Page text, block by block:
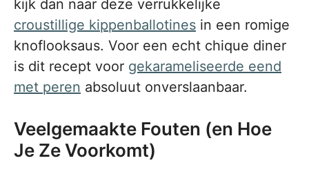
kijk dan naar deze verrukkelijke
croustillige kippenballotines in een romige
knoflooksaus. Voor een echt chique diner
is dit recept voor gekarameliseerde eend
met peren absoluut onverslaanbaar.
Veelgemaakte Fouten (en Hoe
Je Ze Voorkomt)